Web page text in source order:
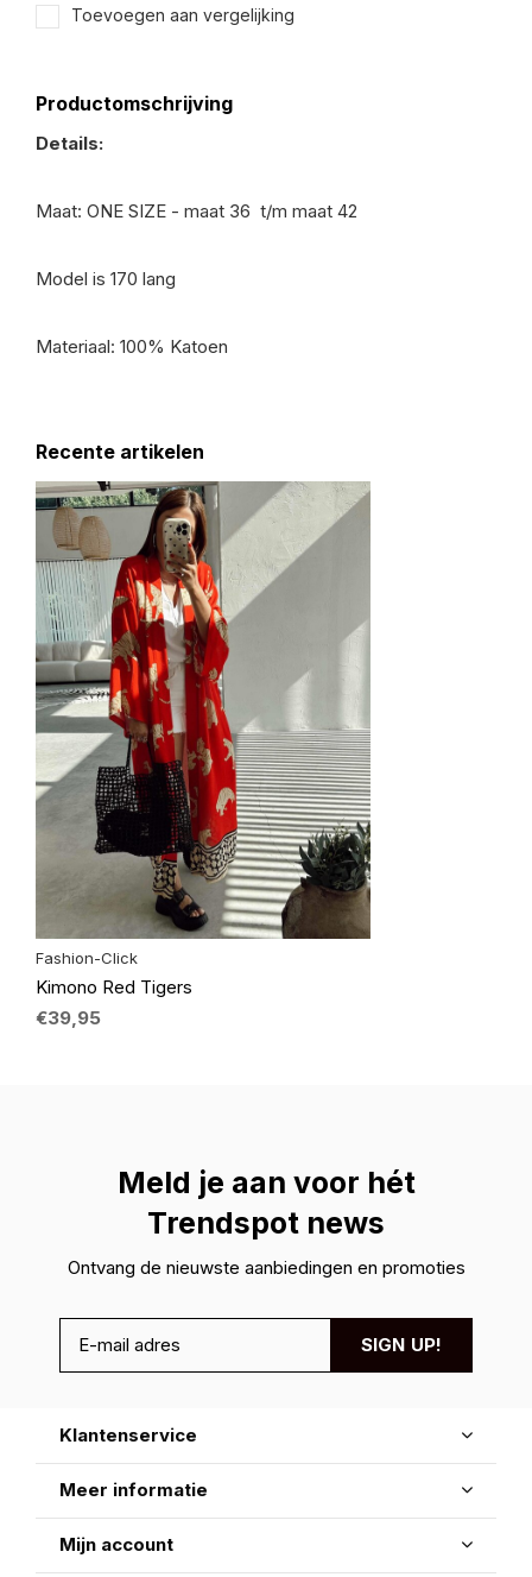
Toevoegen aan vergelijking
Productomschrijving
Details:
Maat: ONE SIZE - maat 36 t/m maat 42
Model is 170 lang
Materiaal: 100% Katoen
Recente artikelen
Fashion-Click
Kimono Red Tigers
€39,95
Meld je aan voor hét
Trendspot news
Ontvang de nieuwste aanbiedingen en promoties
SIGN UP!
Klantenservice
Meer informatie
Mijn account